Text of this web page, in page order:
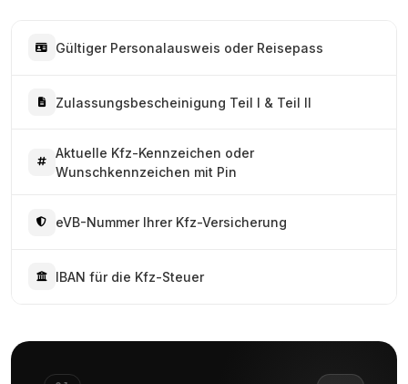
Gültiger Personalausweis oder Reisepass
Zulassungsbescheinigung Teil I & Teil II
Aktuelle Kfz-Kennzeichen oder
Wunschkennzeichen mit Pin
eVB-Nummer Ihrer Kfz-Versicherung
IBAN für die Kfz-Steuer